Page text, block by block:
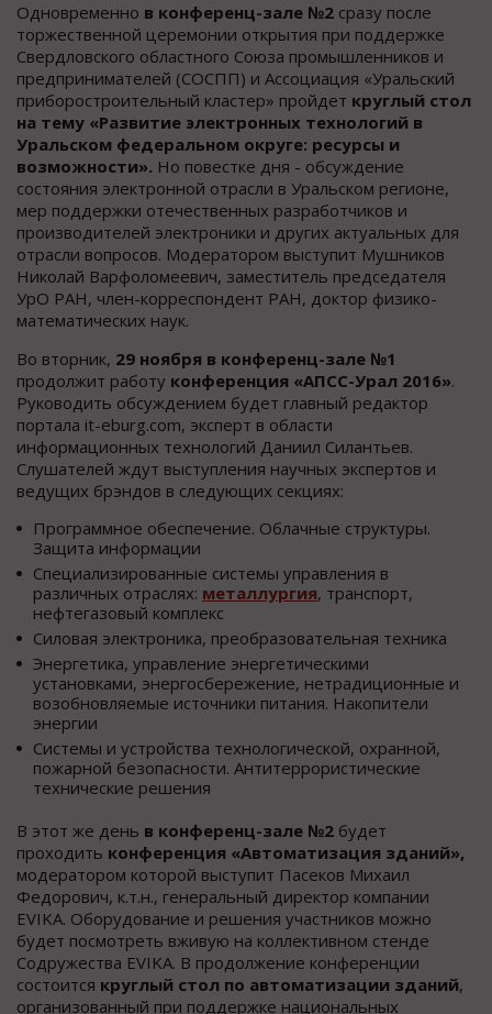
Одновременно в конференц-зале №2 сразу после
торжественной церемонии открытия при поддержке
Свердловского областного Союза промышленников и
предпринимателей (СОСПП) и Ассоциация «Уральский
приборостроительный кластер» пройдет круглый стол
на тему «Развитие электронных технологий в
Уральском федеральном округе: ресурсы и
возможности». Но повестке дня - обсуждение
состояния электронной отрасли в Уральском регионе,
мер поддержки отечественных разработчиков и
производителей электроники и других актуальных для
отрасли вопросов. Модератором выступит Мушников
Николай Варфоломеевич, заместитель председателя
УрО РАН, член-корреспондент РАН, доктор физико-
математических наук.
Во вторник, 29 ноября в конференц-зале №1
продолжит работу конференция «АПСС-Урал 2016».
Руководить обсуждением будет главный редактор
портала it-eburg.com, эксперт в области
информационных технологий Даниил Силантьев.
Слушателей ждут выступления научных экспертов и
ведущих брэндов в следующих секциях:
Программное обеспечение. Облачные структуры.
Защита информации
Специализированные системы управления в
различных отраслях: металлургия, транспорт,
нефтегазовый комплекс
Силовая электроника, преобразовательная техника
Энергетика, управление энергетическими
установками, энергосбережение, нетрадиционные и
возобновляемые источники питания. Накопители
энергии
Системы и устройства технологической, охранной,
пожарной безопасности. Антитеррористические
технические решения
В этот же день в конференц-зале №2 будет
проходить конференция «Автоматизация зданий»,
модератором которой выступит Пасеков Михаил
Федорович, к.т.н., генеральный директор компании
EVIKA. Оборудование и решения участников можно
будет посмотреть вживую на коллективном стенде
Содружества EVIKA. В продолжение конференции
состоится круглый стол по автоматизации зданий,
организованный при поддержке национальных